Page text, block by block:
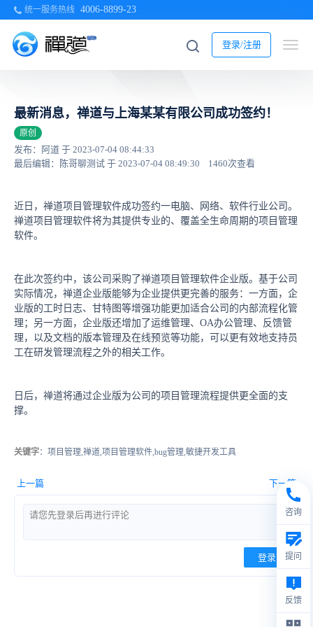
统一服务热线 4006-8899-23
登录/注册
最新消息，禅道与上海某某有限公司成功签约！
原创
发布：阿道 于 2023-07-04 08:44:33
最后编辑：陈哥聊测试 于 2023-07-04 08:49:30
1460次查看
近日，禅道项目管理软件成功签约一电脑、网络、软件行业公司。
禅道项目管理软件将为其提供专业的、覆盖全生命周期的项目管理
软件。
在此次签约中，该公司采购了禅道项目管理软件企业版。基于公司
实际情况，禅道企业版能够为企业提供更完善的服务：一方面，企
业版的工时日志、甘特图等增强功能更加适合公司的内部流程化管
理；另一方面，企业版还增加了运维管理、OA办公管理、反馈管
理，以及文档的版本管理及在线预览等功能，可以更有效地支持员
工在研发管理流程之外的相关工作。
日后，禅道将通过企业版为公司的项目管理流程提供更全面的支
撑。
关键字：项目管理,禅道,项目管理软件,bug管理,敏捷开发工具
上一篇 下一篇
登录
咨询
提问
反馈